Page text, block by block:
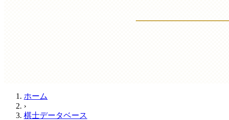
ホーム
›
棋士データベース